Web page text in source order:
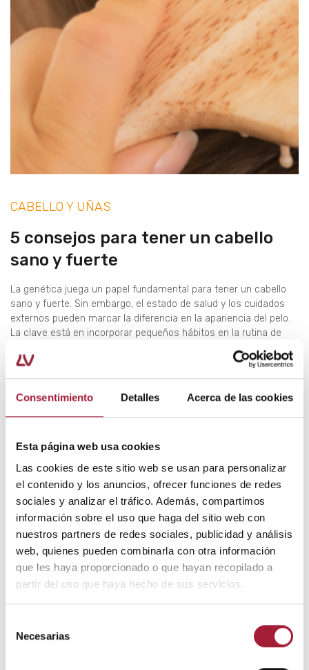
Consentimiento Detalles Acerca de las cookies
Esta página web usa cookies
Las cookies de este sitio web se usan para personalizar
el contenido y los anuncios, ofrecer funciones de redes
sociales y analizar el tráfico. Además, compartimos
información sobre el uso que haga del sitio web con
nuestros partners de redes sociales, publicidad y análisis
web, quienes pueden combinarla con otra información
que les haya proporcionado o que hayan recopilado a
partir del uso que haya hecho de sus servicios.
Necesarias
CABELLO Y UÑAS
5 consejos para tener un cabello
sano y fuerte
La genética juega un papel fundamental para tener un cabello
sano y fuerte. Sin embargo, el estado de salud y los cuidados
externos pueden marcar la diferencia en la apariencia del pelo.
La clave está en incorporar pequeños hábitos en la rutina de
cuidados capilares y favorecer la salud del cabello a través de
la dieta.